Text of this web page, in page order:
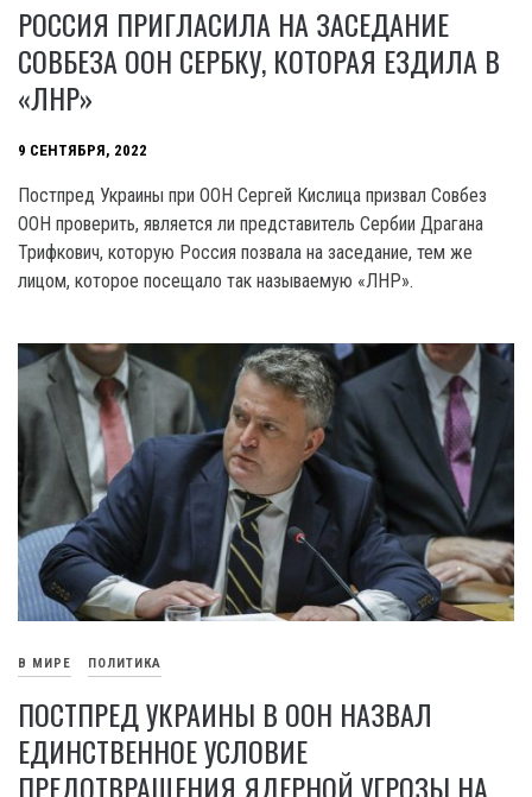
РОССИЯ ПРИГЛАСИЛА НА ЗАСЕДАНИЕ
СОВБЕЗА ООН СЕРБКУ, КОТОРАЯ ЕЗДИЛА В
«ЛНР»
9 СЕНТЯБРЯ, 2022
Постпред Украины при ООН Сергей Кислица призвал Совбез
ООН проверить, является ли представитель Сербии Драгана
Трифкович, которую Россия позвала на заседание, тем же
лицом, которое посещало так называемую «ЛНР».
В МИРЕ ПОЛИТИКА
ПОСТПРЕД УКРАИНЫ В ООН НАЗВАЛ
ЕДИНСТВЕННОЕ УСЛОВИЕ
ПРЕДОТВРАЩЕНИЯ ЯДЕРНОЙ УГРОЗЫ НА